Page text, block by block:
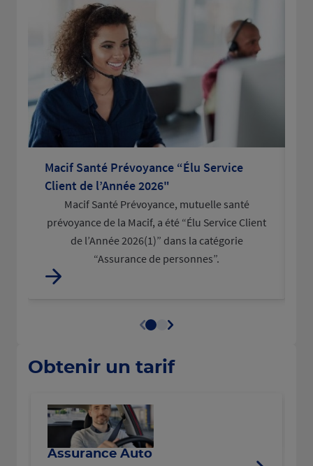
Macif Santé Prévoyance “Élu Service
Client de l’Année 2026"
Macif Santé Prévoyance, mutuelle santé
prévoyance de la Macif, a été “Élu Service Client
de l’Année 2026(1)” dans la catégorie
“Assurance de personnes”.
Obtenir un tarif
Assurance Auto